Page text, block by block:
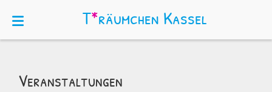
Veranstaltungen
T*räumchen Kassel